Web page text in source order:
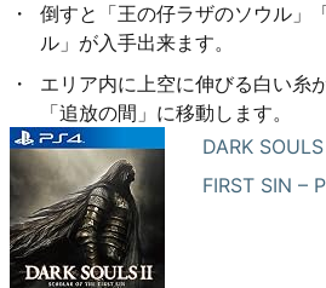
倒すと「王の仔ラザのソウル」
ル」が入手出来ます。
エリア内に上空に伸びる白い糸
「追放の間」に移動します。
DARK
FIRST SIN –